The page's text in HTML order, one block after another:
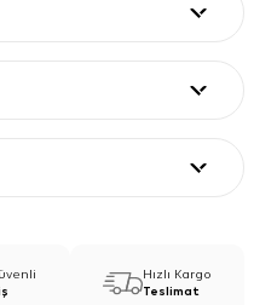
Hızlı Kargo
Teslimat